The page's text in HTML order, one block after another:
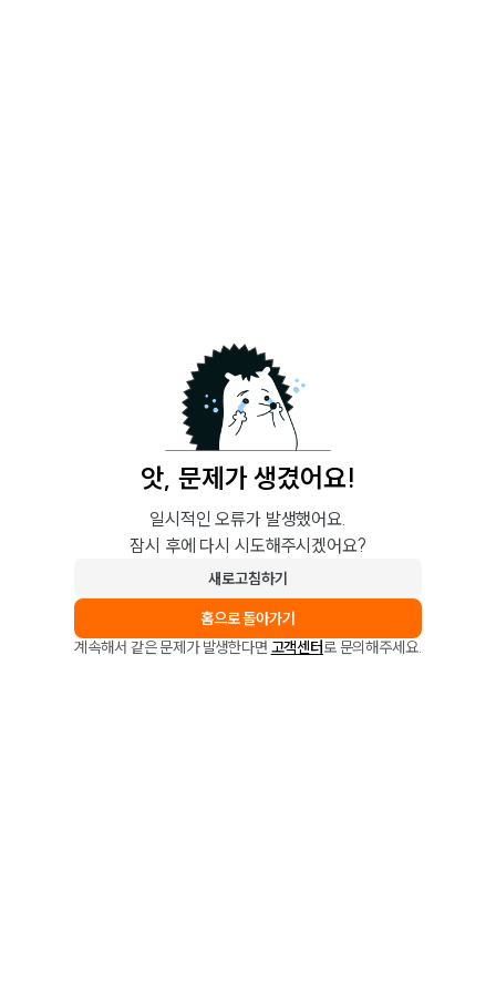
앗, 문제가 생겼어요!
일시적인 오류가 발생했어요.
잠시 후에 다시 시도해주시겠어요?
새로고침하기
홈으로 돌아가기
계속해서 같은 문제가 발생한다면 고객센터로 문의해주세요.